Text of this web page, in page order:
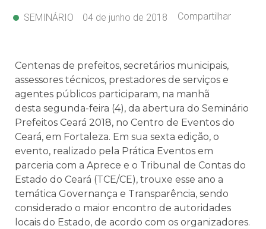
SEMINÁRIO 04 de junho de 2018 Compartilhar
Centenas de prefeitos, secretários municipais,
assessores técnicos, prestadores de serviços e
agentes públicos participaram, na manhã
desta segunda-feira (4), da abertura do Seminário
Prefeitos Ceará 2018, no Centro de Eventos do
Ceará, em Fortaleza. Em sua sexta edição, o
evento, realizado pela Prática Eventos em
parceria com a Aprece e o Tribunal de Contas do
Estado do Ceará (TCE/CE), trouxe esse ano a
temática Governança e Transparência, sendo
considerado o maior encontro de autoridades
locais do Estado, de acordo com os organizadores.